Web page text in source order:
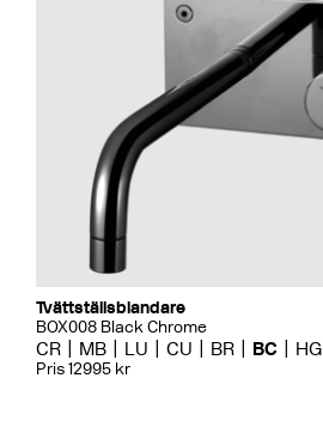
Tvättställsblandare
BOX008 Black Chrome
CR MB LU CU BR BC HG
Pris 12995 kr